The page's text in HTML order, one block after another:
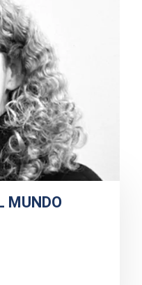
MUNDO